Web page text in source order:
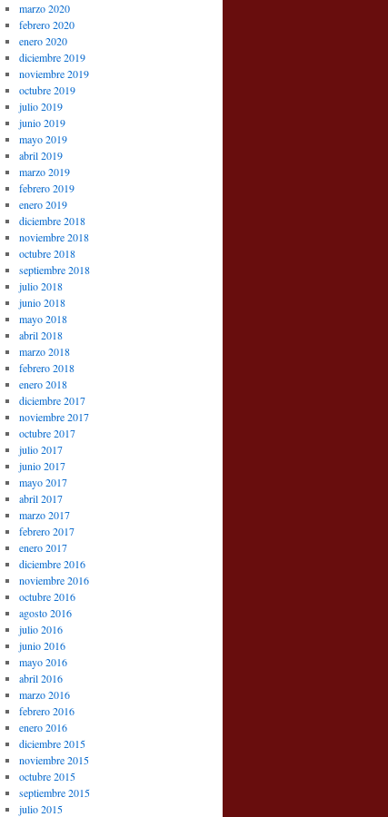
marzo 2020
febrero 2020
enero 2020
diciembre 2019
noviembre 2019
octubre 2019
julio 2019
junio 2019
mayo 2019
abril 2019
marzo 2019
febrero 2019
enero 2019
diciembre 2018
noviembre 2018
octubre 2018
septiembre 2018
julio 2018
junio 2018
mayo 2018
abril 2018
marzo 2018
febrero 2018
enero 2018
diciembre 2017
noviembre 2017
octubre 2017
julio 2017
junio 2017
mayo 2017
abril 2017
marzo 2017
febrero 2017
enero 2017
diciembre 2016
noviembre 2016
octubre 2016
agosto 2016
julio 2016
junio 2016
mayo 2016
abril 2016
marzo 2016
febrero 2016
enero 2016
diciembre 2015
noviembre 2015
octubre 2015
septiembre 2015
julio 2015